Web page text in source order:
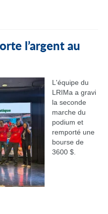
l’argent au
L'équipe du
LRIMa a gravi
la seconde
marche du
podium et
remporté une
bourse de
3600 $.